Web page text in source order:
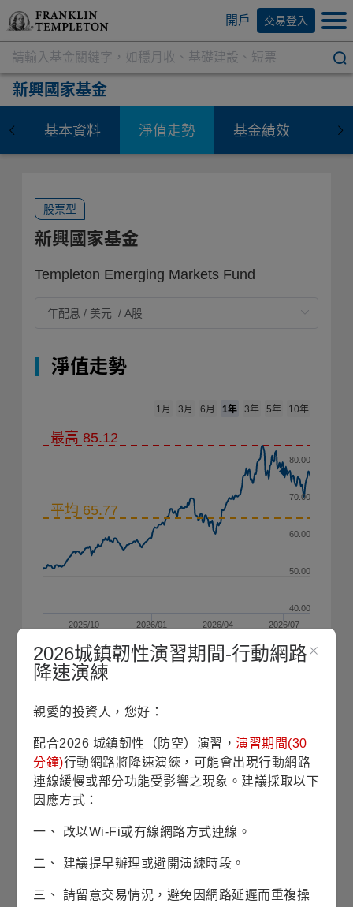
開戶 交易登入
新興國家基金
基本資料 淨值走勢 基金績效 資
股票型
新興國家基金
Templeton Emerging Markets Fund
淨值走勢
最高 85.12
平均 65.77
2025/10 2026/01 2026/04 2026/07
50.00
60.00
70.00
80.00
40.00
1月 3月 6月 1年 3年 5年 10年
資料來源：理柏，基金過去績效不代表未來績效之表現。
引領全球經濟的成長引擎
最新淨值
76.63 美元
漲跌幅
-1.02 / -1.31%
2026城鎮韌性演習期間-行動網路
降速演練
親愛的投資人，您好：
配合2026 城鎮韌性（防空）演習，演習期間(30
分鐘)行動網路將降速演練，可能會出現行動網路
連線緩慢或部分功能受影響之現象。建議採取以下
因應方式：
一、 改以Wi-Fi或有線網路方式連線。
二、 建議提早辦理或避開演練時段。
三、 請留意交易情況，避免因網路延遲而重複操